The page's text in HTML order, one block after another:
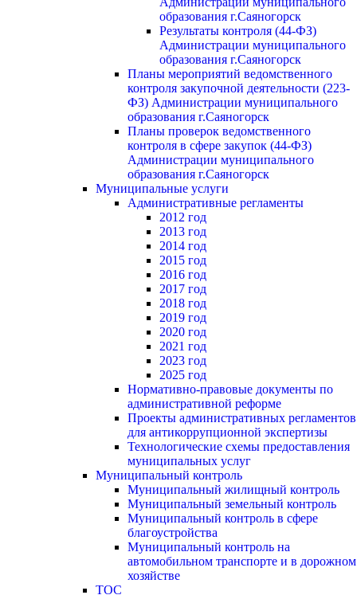
образования г.Саяногорск
Результаты контроля (44-ФЗ)
Администрации муниципального
образования г.Саяногорск
Планы мероприятий ведомственного
контроля закупочной деятельности (223-
ФЗ) Администрации муниципального
образования г.Саяногорск
Планы проверок ведомственного
контроля в сфере закупок (44-ФЗ)
Администрации муниципального
образования г.Саяногорск
Муниципальные услуги
Административные регламенты
2012 год
2013 год
2014 год
2015 год
2016 год
2017 год
2018 год
2019 год
2020 год
2021 год
2023 год
2025 год
Нормативно-правовые документы по
административной реформе
Проекты административных регламентов
для антикоррупционной экспертизы
Технологические схемы предоставления
муниципальных услуг
Муниципальный контроль
Муниципальный жилищный контроль
Муниципальный земельный контроль
Муниципальный контроль в сфере
благоустройства
Муниципальный контроль на
автомобильном транспорте и в дорожном
хозяйстве
ТОС